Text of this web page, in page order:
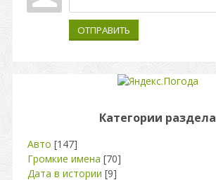
ОТПРАВИТЬ
Категории раздела
Авто [147]
Громкие имена [70]
Дата в истории [9]